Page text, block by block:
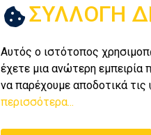
ΣΥΛΛΟΓΗ
Αυτός ο ιστότοπος
έχετε μια ανώτερη
να παρέχουμε αποδοτικά τις
περισσότερα...